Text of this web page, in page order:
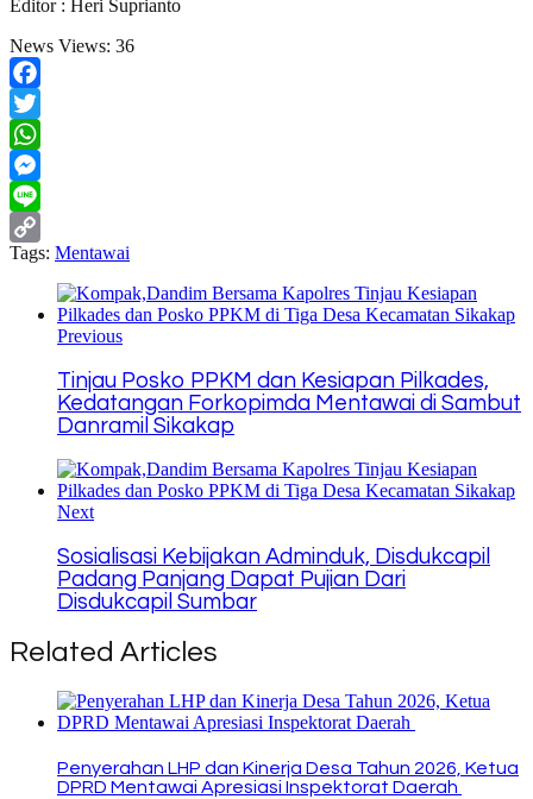
Editor : Heri Suprianto
News Views: 36
Facebook
Twitter
WhatsApp
Messenger
Line
Copy
Tags: Mentawai
Previous
Tinjau Posko PPKM dan Kesiapan Pilkades,
Kedatangan Forkopimda Mentawai di Sambut
Danramil Sikakap
Next
Sosialisasi Kebijakan Adminduk, Disdukcapil
Padang Panjang Dapat Pujian Dari
Disdukcapil Sumbar
Related Articles
Penyerahan LHP dan Kinerja Desa Tahun 2026, Ketua
DPRD Mentawai Apresiasi Inspektorat Daerah